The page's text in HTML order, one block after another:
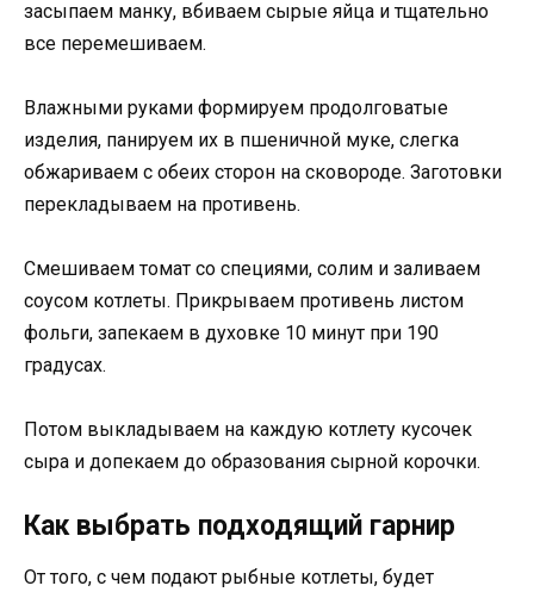
засыпаем манку, вбиваем сырые яйца и тщательно
все перемешиваем.
Влажными руками формируем продолговатые
изделия, панируем их в пшеничной муке, слегка
обжариваем с обеих сторон на сковороде. Заготовки
перекладываем на противень.
Смешиваем томат со специями, солим и заливаем
соусом котлеты. Прикрываем противень листом
фольги, запекаем в духовке 10 минут при 190
градусах.
Потом выкладываем на каждую котлету кусочек
сыра и допекаем до образования сырной корочки.
Как выбрать подходящий гарнир
От того, с чем подают рыбные котлеты, будет